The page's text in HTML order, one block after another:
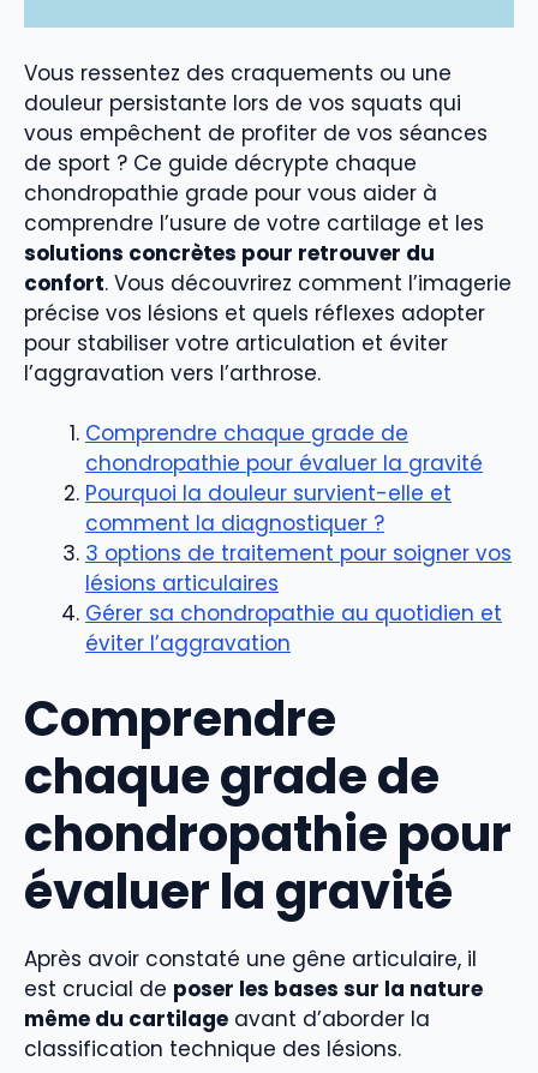
Vous ressentez des craquements ou une
douleur persistante lors de vos squats qui
vous empêchent de profiter de vos séances
de sport ? Ce guide décrypte chaque
chondropathie grade pour vous aider à
comprendre l’usure de votre cartilage et les
solutions concrètes pour retrouver du
confort. Vous découvrirez comment l’imagerie
précise vos lésions et quels réflexes adopter
pour stabiliser votre articulation et éviter
l’aggravation vers l’arthrose.
Comprendre chaque grade de
chondropathie pour évaluer la gravité
Pourquoi la douleur survient-elle et
comment la diagnostiquer ?
3 options de traitement pour soigner vos
lésions articulaires
Gérer sa chondropathie au quotidien et
éviter l’aggravation
Comprendre
chaque grade de
chondropathie pour
évaluer la gravité
Après avoir constaté une gêne articulaire, il
est crucial de poser les bases sur la nature
même du cartilage avant d’aborder la
classification technique des lésions.